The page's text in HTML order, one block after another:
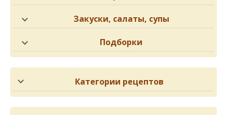
Закуски, салаты, супы
Подборки
Категории рецептов